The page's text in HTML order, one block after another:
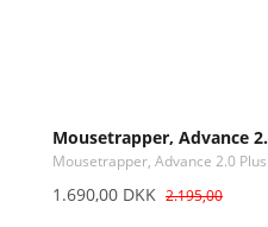
Mousetrapper, Advance
Mousetrapper, Advance 2.0 Plus
1.690,00 DKK 2.195,00